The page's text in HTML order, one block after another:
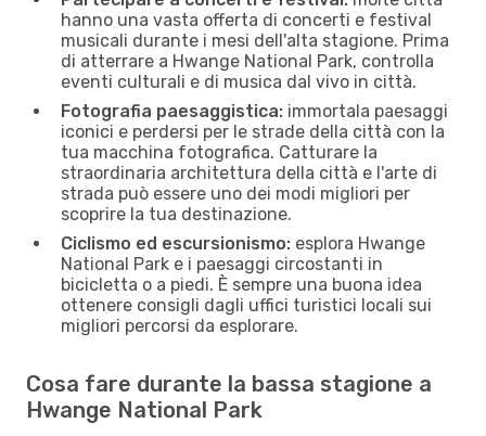
hanno una vasta offerta di concerti e festival
musicali durante i mesi dell'alta stagione. Prima
di atterrare a Hwange National Park, controlla
eventi culturali e di musica dal vivo in città.
Fotografia paesaggistica: immortala paesaggi
iconici e perdersi per le strade della città con la
tua macchina fotografica. Catturare la
straordinaria architettura della città e l'arte di
strada può essere uno dei modi migliori per
scoprire la tua destinazione.
Ciclismo ed escursionismo: esplora Hwange
National Park e i paesaggi circostanti in
bicicletta o a piedi. È sempre una buona idea
ottenere consigli dagli uffici turistici locali sui
migliori percorsi da esplorare.
Cosa fare durante la bassa stagione a
Hwange National Park